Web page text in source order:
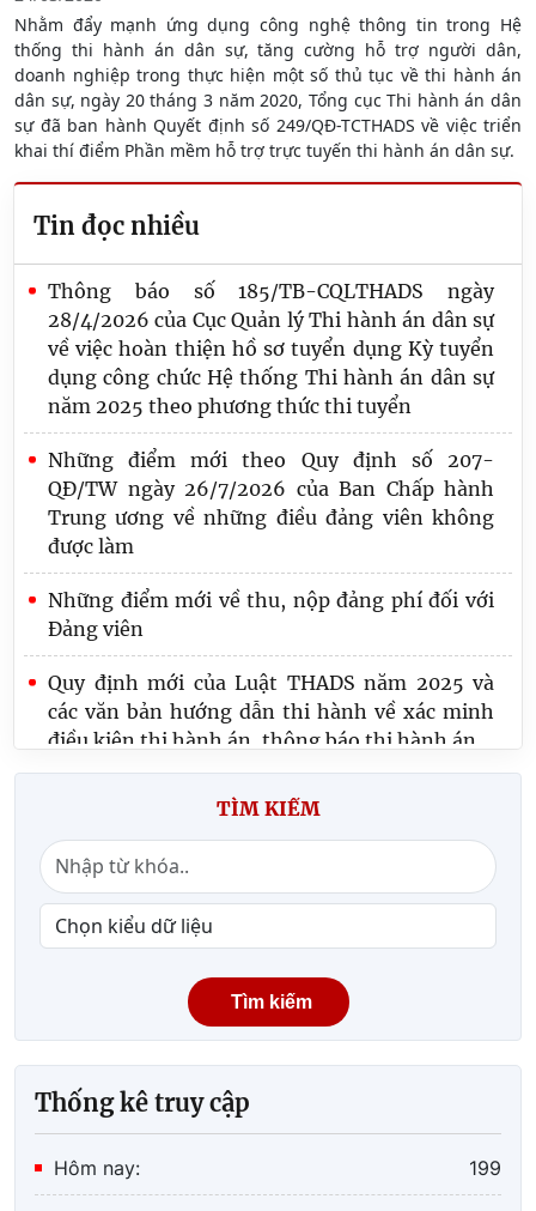
Nhằm đẩy mạnh ứng dụng công nghệ thông tin trong Hệ
thống thi hành án dân sự, tăng cường hỗ trợ người dân,
doanh nghiệp trong thực hiện một số thủ tục về thi hành án
dân sự, ngày 20 tháng 3 năm 2020, Tổng cục Thi hành án dân
sự đã ban hành Quyết định số 249/QĐ-TCTHADS về việc triển
khai thí điểm Phần mềm hỗ trợ trực tuyến thi hành án dân sự.
Tin đọc nhiều
Thông báo số 185/TB-CQLTHADS ngày
28/4/2026 của Cục Quản lý Thi hành án dân sự
về việc hoàn thiện hồ sơ tuyển dụng Kỳ tuyển
dụng công chức Hệ thống Thi hành án dân sự
năm 2025 theo phương thức thi tuyển
Những điểm mới theo Quy định số 207-
QĐ/TW ngày 26/7/2026 của Ban Chấp hành
Trung ương về những điều đảng viên không
được làm
Những điểm mới về thu, nộp đảng phí đối với
Đảng viên
Quy định mới của Luật THADS năm 2025 và
các văn bản hướng dẫn thi hành về xác minh
điều kiện thi hành án, thông báo thi hành án
Quy định số 20-QĐ/TW về thi hành Điều lệ
Đảng: Một số vấn đề cần lưu ý về phân cấp
trong tổ chức thực hiện
Lãnh đạo Cục Quản lý Thi hành án dân sự và
Trưởng, Phó Ban
TÌM KIẾM
Tìm kiếm
Thống kê truy cập
Hôm nay: 199